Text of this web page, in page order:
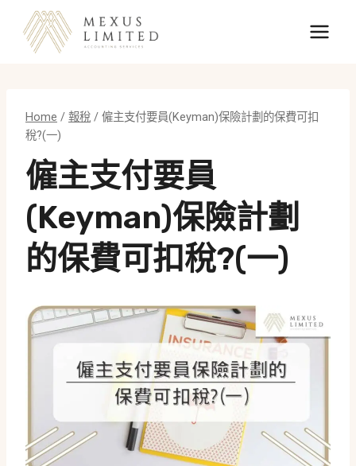
content
Home / 報稅 / 僱主支付要員(Keyman)保險計劃的保費可扣
稅?(一)
僱主支付要員
(Keyman)保險計劃
的保費可扣稅?(一)